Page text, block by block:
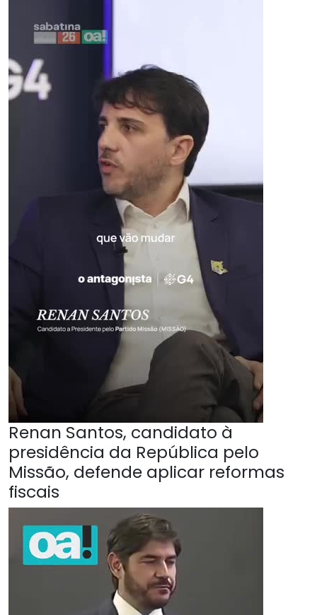
Renan Santos, candidato à
presidência da República pelo
Missão, defende aplicar reformas
fiscais